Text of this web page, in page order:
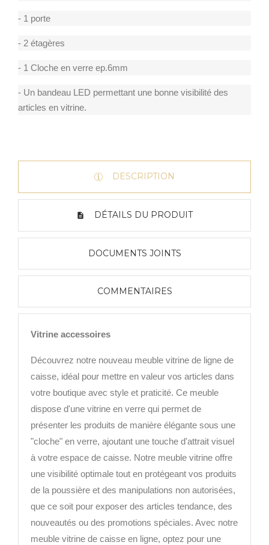
- 1 porte
- 2 étagères
- 1 Cloche en verre ep.6mm
- Un bandeau LED permettant une bonne visibilité des
articles en vitrine.
DESCRIPTION
DÉTAILS DU PRODUIT
DOCUMENTS JOINTS
COMMENTAIRES
Vitrine accessoires
Découvrez notre nouveau meuble vitrine de ligne de
caisse, idéal pour mettre en valeur vos articles dans
votre boutique avec style et praticité. Ce meuble
dispose d'une vitrine en verre qui permet de
présenter les produits de manière élégante sous une
"cloche" en verre, ajoutant une touche d'attrait visuel
à votre espace de caisse. Notre meuble vitrine offre
une visibilité optimale tout en protégeant vos produits
de la poussière et des manipulations non autorisées,
que ce soit pour exposer des articles tendance, des
nouveautés ou des promotions spéciales. Avec notre
meuble vitrine de caisse en ligne, optez pour une